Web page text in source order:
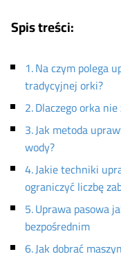
Spis treści:
Na czym polega
tradycyjnej orki?
Dlaczego orka
Jak metoda
wody?
Jakie techniki
ograniczyć liczbę
Uprawa pasowa
bezpośrednim
Jak dobrać